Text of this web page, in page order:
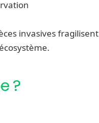
invasives fragilisent
?